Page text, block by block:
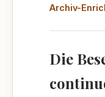
Archiv-
Die